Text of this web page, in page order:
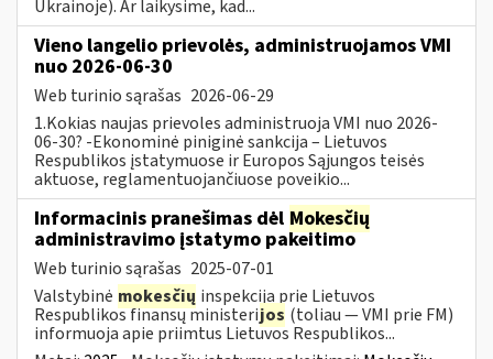
Ukrainoje). Ar laikysime, kad...
Vieno langelio prievolės, administruojamos VMI
nuo 2026-06-30
Web turinio sąrašas 2026-06-29
1.Kokias naujas prievoles administruoja VMI nuo 2026-
06-30? -Ekonominė piniginė sankcija – Lietuvos
Respublikos įstatymuose ir Europos Sąjungos teisės
aktuose, reglamentuojančiuose poveikio...
Informacinis pranešimas dėl Mokesčių
administravimo įstatymo pakeitimo
Web turinio sąrašas 2025-07-01
Valstybinė mokesčių inspekcija prie Lietuvos
Respublikos finansų ministerijos (toliau — VMI prie FM)
informuoja apie priimtus Lietuvos Respublikos...